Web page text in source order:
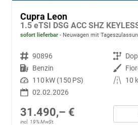
Cupra Leon
1.5 eTSI DSG ACC SHZ
sofort lieferbar Neuwagen mit
Fahrzeugnr. 90896 Getriebe
Kraftstoff Benzin Außenfarbe
Leistung 110 kW (150 PS) Kilometerstand
10
02.02.2026
31.490,– €
incl. 19% MwSt.